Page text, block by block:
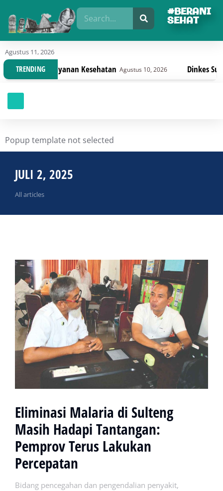
#BERANI
SEHAT
Agustus 11, 2026
TRENDING
Pelayanan Kesehatan Agustus 10, 2026 Dinkes Sulteng
Popup template not selected
JULI 2, 2025
All articles
Eliminasi Malaria di Sulteng
Masih Hadapi Tantangan:
Pemprov Terus Lakukan
Percepatan
Bidang pencegahan dan pengendalian penyakit,